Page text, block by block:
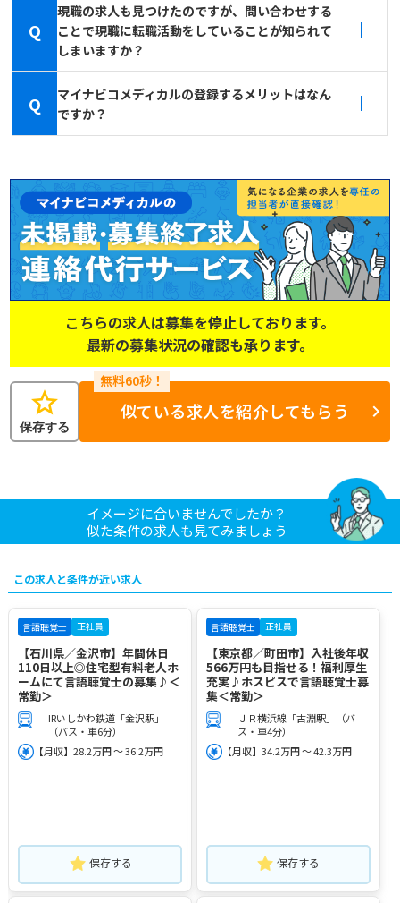
Q
現職の求人も見つけたのですが、問い合わせする
ことで現職に転職活動をしていることが知られて
しまいますか？
Q
マイナビコメディカルの登録するメリットはなん
ですか？
こちらの求人は募集を停止しております。
最新の募集状況の確認も承ります。
star
保存する
似ている求人を紹介してもらう
イメージに合いませんでしたか？
似た条件の求人も見てみましょう
この求人と条件が近い求人
言語聴覚士 正社員
【石川県／金沢市】年間休日
110日以上◎住宅型有料老人ホ
ームにて言語聴覚士の募集♪＜
常勤＞
IRいしかわ鉄道「金沢駅」
（バス・車6分）
【月収】28.2万円 ～ 36.2万円
保存する
言語聴覚士 正社員
【東京都／町田市】入社後年収
566万円も目指せる！福利厚生
充実♪ホスピスで言語聴覚士募
集＜常勤＞
ＪＲ横浜線「古淵駅」（バ
ス・車4分）
【月収】34.2万円 ～ 42.3万円
保存する